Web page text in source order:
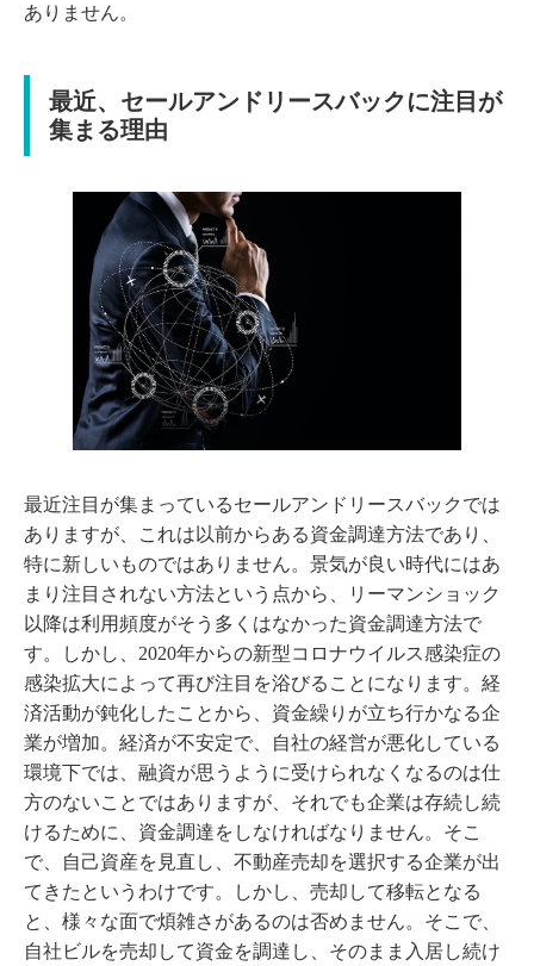
ありません。
最近、セールアンドリースバックに注目が
集まる理由
最近注目が集まっているセールアンドリースバックでは
ありますが、これは以前からある資金調達方法であり、
特に新しいものではありません。景気が良い時代にはあ
まり注目されない方法という点から、リーマンショック
以降は利用頻度がそう多くはなかった資金調達方法で
す。しかし、2020年からの新型コロナウイルス感染症の
感染拡大によって再び注目を浴びることになります。経
済活動が鈍化したことから、資金繰りが立ち行かなる企
業が増加。経済が不安定で、自社の経営が悪化している
環境下では、融資が思うように受けられなくなるのは仕
方のないことではありますが、それでも企業は存続し続
けるために、資金調達をしなければなりません。そこ
で、自己資産を見直し、不動産売却を選択する企業が出
てきたというわけです。しかし、売却して移転となる
と、様々な面で煩雑さがあるのは否めません。そこで、
自社ビルを売却して資金を調達し、そのまま入居し続け